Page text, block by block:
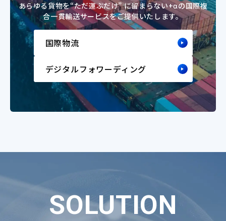
あらゆる貨物を“ただ運ぶだけ” に留まらない+αの国際複
合一貫輸送サービスをご提供いたします。
国際物流
デジタルフォワーディング
SOLUTION